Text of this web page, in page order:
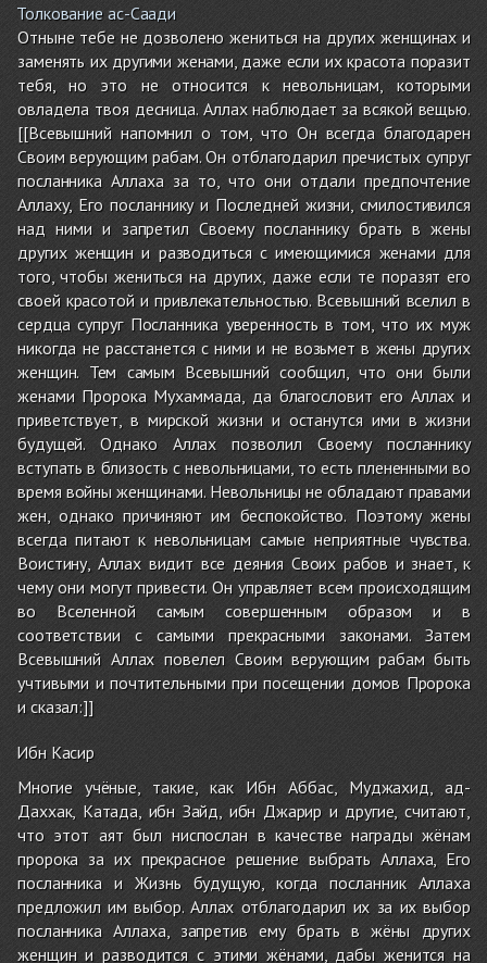
Толкование ас-Саади
Отныне тебе не дозволено жениться на других женщинах и
заменять их другими женами, даже если их красота поразит
тебя, но это не относится к невольницам, которыми
овладела твоя десница. Аллах наблюдает за всякой вещью.
[[Всевышний напомнил о том, что Он всегда благодарен
Своим верующим рабам. Он отблагодарил пречистых супруг
посланника Аллаха за то, что они отдали предпочтение
Аллаху, Его посланнику и Последней жизни, смилостивился
над ними и запретил Своему посланнику брать в жены
других женщин и разводиться с имеющимися женами для
того, чтобы жениться на других, даже если те поразят его
своей красотой и привлекательностью. Всевышний вселил в
сердца супруг Посланника уверенность в том, что их муж
никогда не расстанется с ними и не возьмет в жены других
женщин. Тем самым Всевышний сообщил, что они были
женами Пророка Мухаммада, да благословит его Аллах и
приветствует, в мирской жизни и останутся ими в жизни
будущей. Однако Аллах позволил Своему посланнику
вступать в близость с невольницами, то есть плененными во
время войны женщинами. Невольницы не обладают правами
жен, однако причиняют им беспокойство. Поэтому жены
всегда питают к невольницам самые неприятные чувства.
Воистину, Аллах видит все деяния Своих рабов и знает, к
чему они могут привести. Он управляет всем происходящим
во Вселенной самым совершенным образом и в
соответствии с самыми прекрасными законами. Затем
Всевышний Аллах повелел Своим верующим рабам быть
учтивыми и почтительными при посещении домов Пророка
и сказал:]]
Ибн Касир
Многие учёные, такие, как Ибн Аббас, Муджахид, ад-
Даххак, Катада, ибн Зайд, ибн Джарир и другие, считают,
что этот аят был ниспослан в качестве награды жёнам
пророка за их прекрасное решение выбрать Аллаха, Его
посланника и Жизнь будущую, когда посланник Аллаха
предложил им выбор. Аллах отблагодарил их за их выбор
посланника Аллаха, запретив ему брать в жёны других
женщин и разводится с этими жёнами, дабы женится на